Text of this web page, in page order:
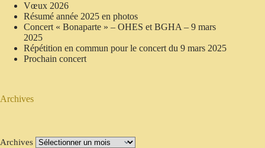
Vœux 2026
Résumé année 2025 en photos
Concert « Bonaparte » – OHES et BGHA – 9 mars
2025
Répétition en commun pour le concert du 9 mars 2025
Prochain concert
Archives
Archives